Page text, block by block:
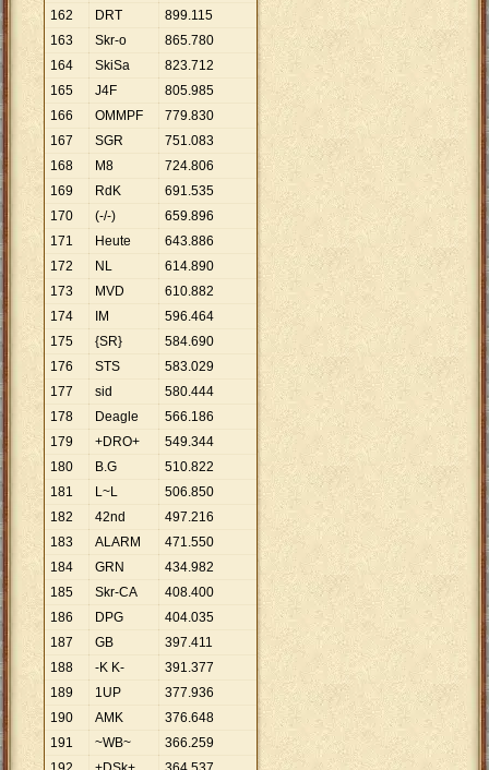
162
DRT 899.115
163
Skr-o 865.780
164
SkiSa 823.712
165
J4F 805.985
166
OMMPF 779.830
167
SGR 751.083
168
M8 724.806
169
RdK 691.535
170
(-/-) 659.896
171
Heute 643.886
172
NL 614.890
173
MVD 610.882
174
IM 596.464
175
{SR} 584.690
176
STS 583.029
177
sid 580.444
178
Deagle 566.186
179
+DRO+ 549.344
180
B.G 510.822
181
L~L 506.850
182
42nd 497.216
183
ALARM 471.550
184
GRN 434.982
185
Skr-CA 408.400
186
DPG 404.035
187
GB 397.411
188
-K K- 391.377
189
1UP 377.936
190
AMK 376.648
191
~WB~ 366.259